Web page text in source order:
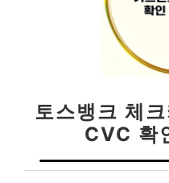
토스뱅크 체
CVC 확